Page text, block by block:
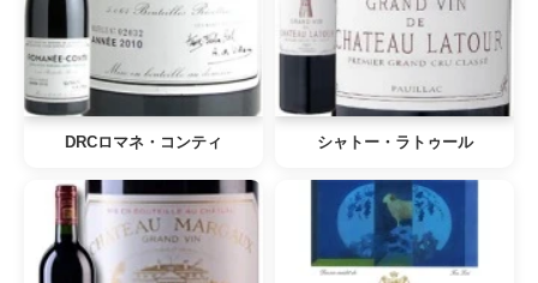
DRCロマネ・コンティ シャトー・ラトゥール